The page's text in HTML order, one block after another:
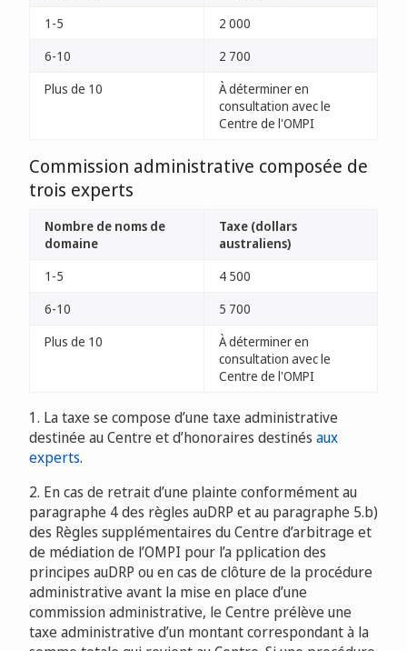
1-5
2 000
6-10
2 700
Plus de 10
À déterminer en
consultation avec le
Centre de l'OMPI
Commission administrative composée de
trois experts
Nombre de noms de
domaine
Taxe (dollars
australiens)
1-5
4 500
6-10
5 700
Plus de 10
À déterminer en
consultation avec le
Centre de l'OMPI
1. La taxe se compose d’une taxe administrative
destinée au Centre et d’honoraires destinés aux
experts.
2. En cas de retrait d’une plainte conformément au
paragraphe 4 des règles auDRP et au paragraphe 5.b)
des Règles supplémentaires du Centre d’arbitrage et
de médiation de l’OMPI pour l’a pplication des
principes auDRP ou en cas de clôture de la procédure
administrative avant la mise en place d’une
commission administrative, le Centre prélève une
taxe administrative d’un montant correspondant à la